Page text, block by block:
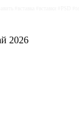
2026